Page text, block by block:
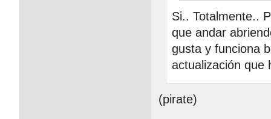
Si.. Totalmente..
que andar
gusta y funciona
actualización que
(pirate)